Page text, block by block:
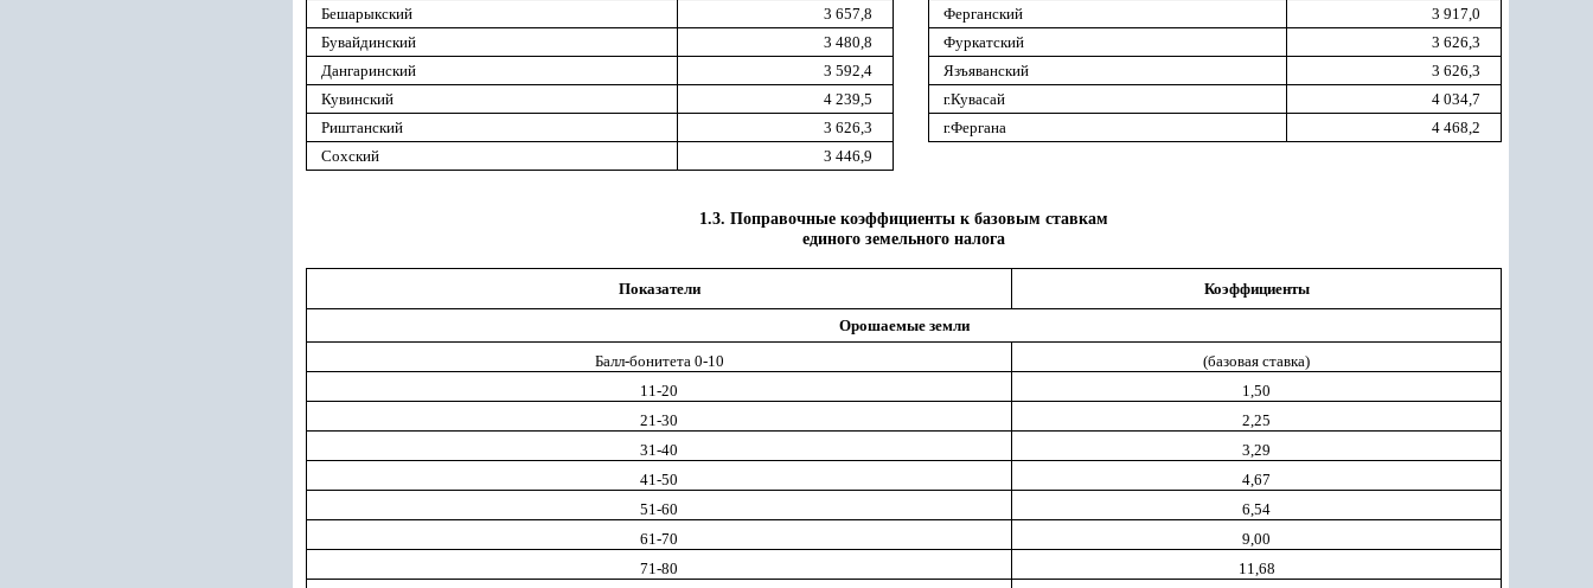
Бешарыкский
3 657,8 Ферганский
3 917,0
Бувайдинский
3 480,8 Фуркатский
3 626,3
Дангаринский
3 592,4 Язъяванский
3 626,3
Кувинский
4 239,5 г.Кувасай
4 034,7
Риштанский
3 626,3 г.Фергана
4 468,2
Сохский
3 446,9
1.3. Поправочные коэффициенты к базовым ставкам
единого земельного налога
Показатели Коэффициенты
Орошаемые земли
Балл-бонитета 0-10
(базовая ставка)
11-20
1,50
21-30
2,25
31-40
3,29
41-50
4,67
51-60
6,54
61-70
9,00
71-80
11,68